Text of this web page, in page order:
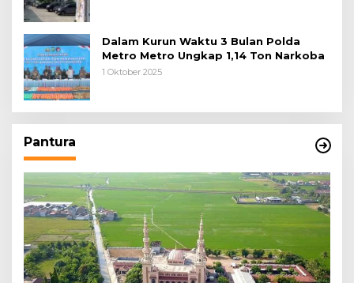
Dalam Kurun Waktu 3 Bulan Polda
Metro Metro Ungkap 1,14 Ton Narkoba
1 Oktober 2025
Pantura